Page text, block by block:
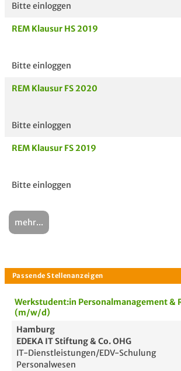
Bitte einloggen
REM Klausur HS 2019
Bitte einloggen
REM Klausur FS 2020
Bitte einloggen
REM Klausur FS 2019
Bitte einloggen
mehr...
Werkstudent:in Personalmanagement &
(m/w/d)
Hamburg
EDEKA IT Stiftung & Co. OHG
IT-Dienstleistungen/EDV-Schulung
Personalwesen